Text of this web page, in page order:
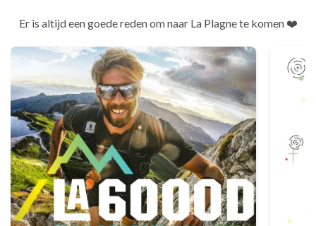
Er is altijd een goede reden om naar La Plagne te komen ❤️